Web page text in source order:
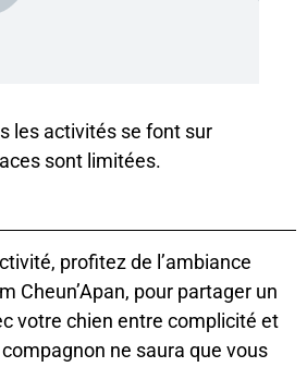
les activités se font sur
sont limitées.
profitez de l’ambiance
Cheun’Apan, pour partager un
votre chien entre complicité et
ne saura que vous